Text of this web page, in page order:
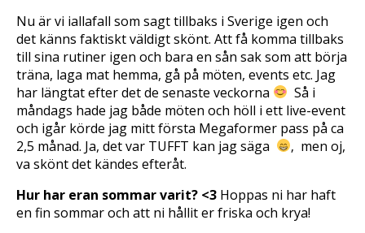
Nu är vi iallafall som sagt tillbaks i Sverige igen och
det känns faktiskt väldigt skönt. Att få komma tillbaks
till sina rutiner igen och bara en sån sak som att börja
träna, laga mat hemma, gå på möten, events etc. Jag
har längtat efter det de senaste veckorna
 Så i
måndags hade jag både möten och höll i ett live-event
och igår körde jag mitt första Megaformer pass på ca
2,5 månad. Ja, det var TUFFT kan jag säga
‚ men oj,
va skönt det kändes efteråt.
Hur har eran sommar varit? <3 Hoppas ni har haft
en fin sommar och att ni hållit er friska och krya!